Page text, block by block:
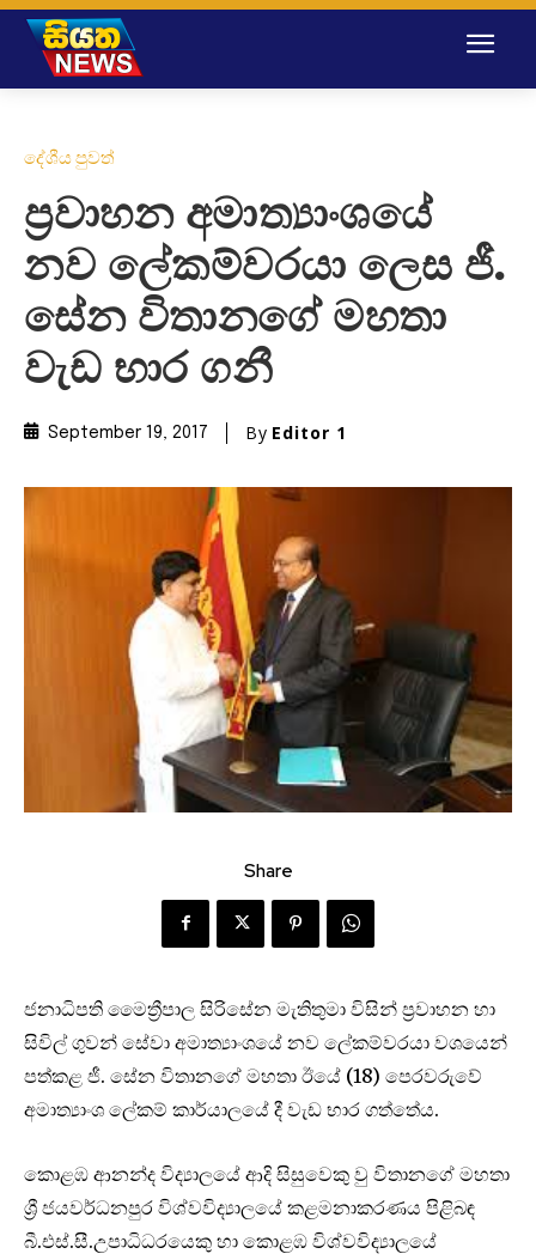
දේශීය පුවත්
ප්‍රවාහන අමාත්‍යාංශයේ
නව ලේකම්වරයා ලෙස ජී.
සේන විතානගේ මහතා
වැඩ භාර ගනී
September 19, 2017 By Editor 1
Share
ජනාධිපති මෛත්‍රීපාල සිරිසේන මැතිතුමා විසින් ප්‍රවාහන හා
සිවිල් ගුවන් සේවා අමාත්‍යාංශයේ නව ලේකම්වරයා වශයෙන්
පත්කළ ජී. සේන විතානගේ මහතා ඊයේ (18) පෙරවරුවේ
අමාත්‍යාංශ ලේකම් කාර්යාලයේ දී වැඩ භාර ගත්තේය.
කොළඹ ආනන්ද විද්‍යාලයේ ආදි සිසුවෙකු වු විතානගේ මහතා
ශ්‍රී ජයවර්ධනපුර විශ්වවිද්‍යාලයේ කළමනාකරණය පිළිබඳ
බී.එස්.සී.උපාධිධරයෙකු හා කොළඹ විශ්වවිද්‍යාලයේ